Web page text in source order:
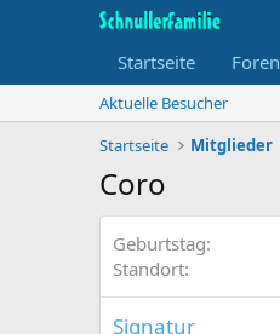
Startseite Foren
Aktuelle Besucher
Startseite
Mitglieder
Coro
Geburtstag
Standort
Signatur